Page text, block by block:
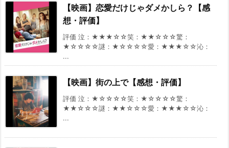
【映画】恋愛だけじゃダメかしら？【感
想・評価】
評価 泣：★★★☆☆笑：★★☆☆☆驚：
★☆☆☆☆謎：★☆☆☆☆愛：★★★☆☆沁：
...
【映画】街の上で【感想・評価】
評価 泣：★☆☆☆☆笑：★☆☆☆☆驚：
★★☆☆☆謎：★★☆☆☆愛：★★★☆☆沁：
...